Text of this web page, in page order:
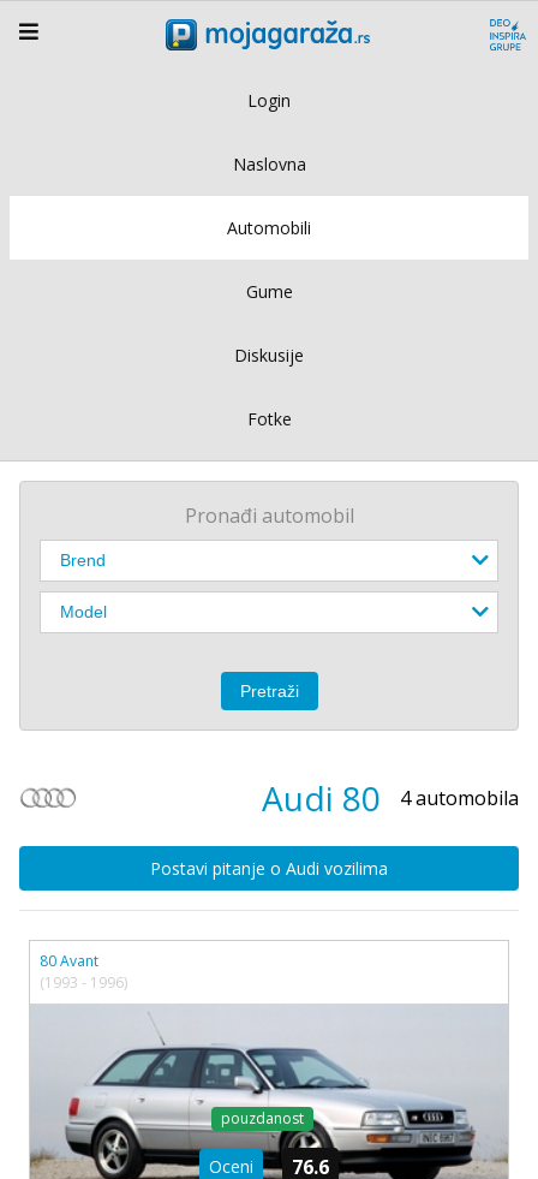
Login
Naslovna
Automobili
Gume
Diskusije
Fotke
Pronađi automobil
Audi 80 4 automobila
Postavi pitanje o Audi vozilima
80 Avant
(1993 - 1996)
pouzdanost
Oceni 76.6